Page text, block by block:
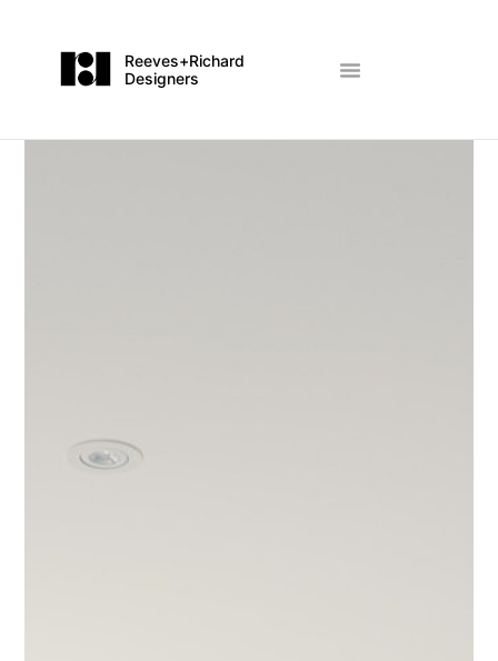
Reeves+Richard
Designers